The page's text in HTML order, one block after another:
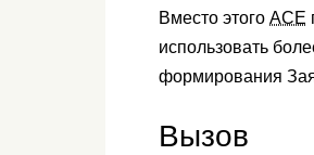
Вместо этого ACE
использовать
формирования
Вызов